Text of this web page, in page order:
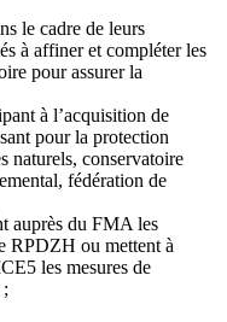
le cadre de leurs
à affiner et compléter les
pour assurer la
à l’acquisition de
pour la protection
naturels, conservatoire
fédération de
auprès du FMA les
RPDZH ou mettent à
les mesures de